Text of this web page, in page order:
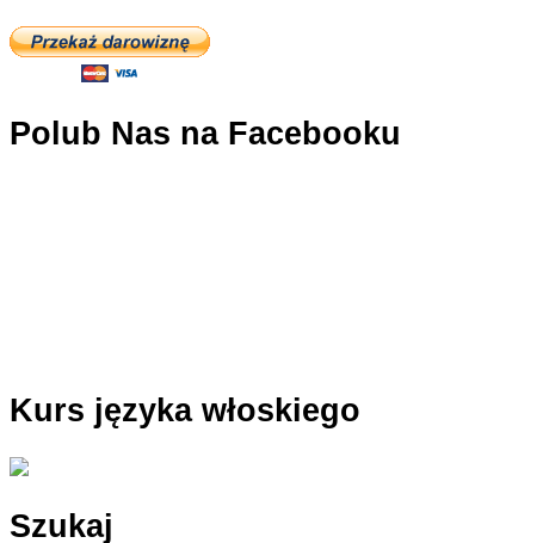
Polub Nas na Facebooku
Kurs języka włoskiego
Szukaj